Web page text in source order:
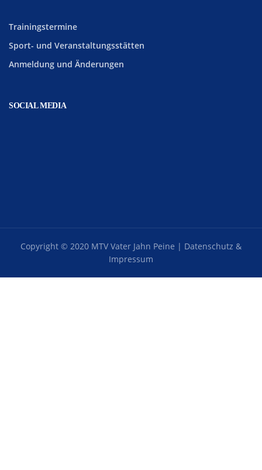
Trainingstermine
Sport- und Veranstaltungsstätten
Anmeldung und Änderungen
SOCIAL MEDIA
Copyright © 2020 MTV Vater Jahn Peine | Datenschutz &
Impressum